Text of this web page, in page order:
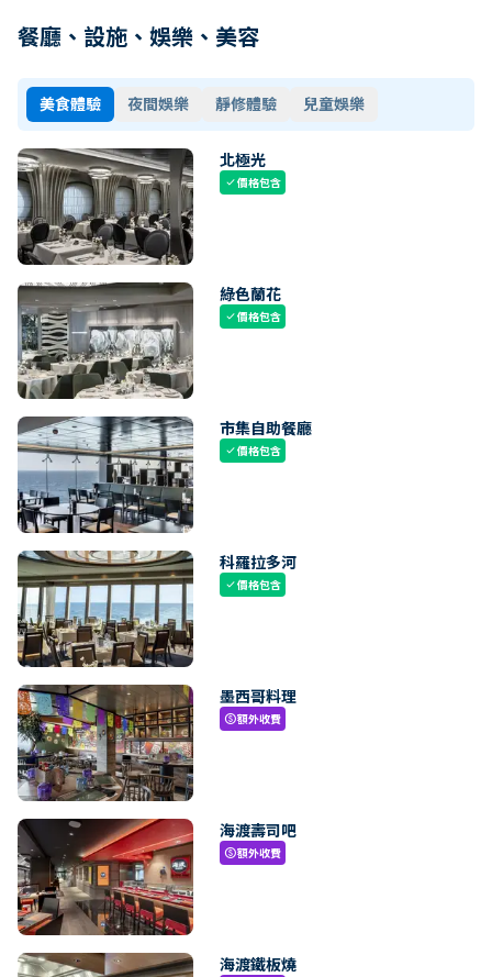
餐廳、設施、娛樂、美容
美食體驗 夜間娛樂 靜修體驗 兒童娛樂
北極光
check價格包含
綠色蘭花
check價格包含
市集自助餐廳
check價格包含
科羅拉多河
check價格包含
墨西哥料理
paid額外收費
海渡壽司吧
paid額外收費
海渡鐵板燒